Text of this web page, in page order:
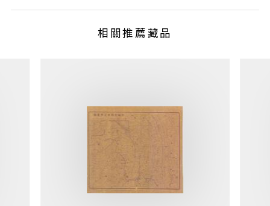
相關推薦藏品